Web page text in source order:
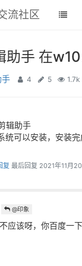
流社区
助手 在
手 4 5 1.7k
辑助手
统可以安装，安装完
复 最后回复 2021年11月
@印象
不应该呀，你百度一